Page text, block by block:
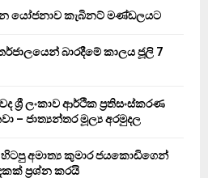
යෝජනාව කැබිනට් මණ්ඩලයට
බාරදීමේ කාලය ජූලි 7
ශ්‍රී ලංකාව ආර්ථික ප්‍රතිසංස්කරණ
– ජාත්‍යන්තර මූල්‍ය අරමුදල
අමාත්‍ය කුමාර ජයකොඩිගෙන්
ප්‍රශ්න කරයි